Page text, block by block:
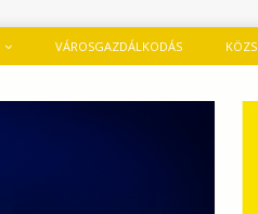
VÁROSGAZDÁLKODÁS